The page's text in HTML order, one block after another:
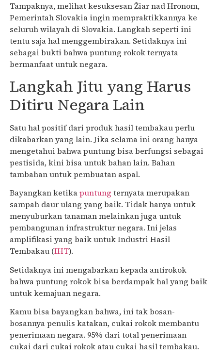
Tampaknya, melihat kesuksesan Žiar nad Hronom,
Pemerintah Slovakia ingin mempraktikkannya ke
seluruh wilayah di Slovakia. Langkah seperti ini
tentu saja hal menggembirakan. Setidaknya ini
sebagai bukti bahwa puntung rokok ternyata
bermanfaat untuk negara.
Langkah Jitu yang Harus
Ditiru Negara Lain
Satu hal positif dari produk hasil tembakau perlu
dikabarkan yang lain. Jika selama ini orang hanya
mengetahui bahwa puntung bisa berfungsi sebagai
pestisida, kini bisa untuk bahan lain. Bahan
tambahan untuk pembuatan aspal.
Bayangkan ketikapuntung ternyata merupakan
sampah daur ulang yang baik. Tidak hanya untuk
menyuburkan tanaman melainkan juga untuk
pembangunan infrastruktur negara. Ini jelas
amplifikasi yang baik untuk Industri Hasil
Tembakau (IHT).
Setidaknya ini mengabarkan kepada antirokok
bahwa puntung rokok bisa berdampak hal yang baik
untuk kemajuan negara.
Kamu bisa bayangkan bahwa, ini tak bosan-
bosannya penulis katakan, cukai rokok membantu
penerimaan negara. 95% dari total penerimaan
cukai dari cukai rokok atau cukai hasil tembakau.